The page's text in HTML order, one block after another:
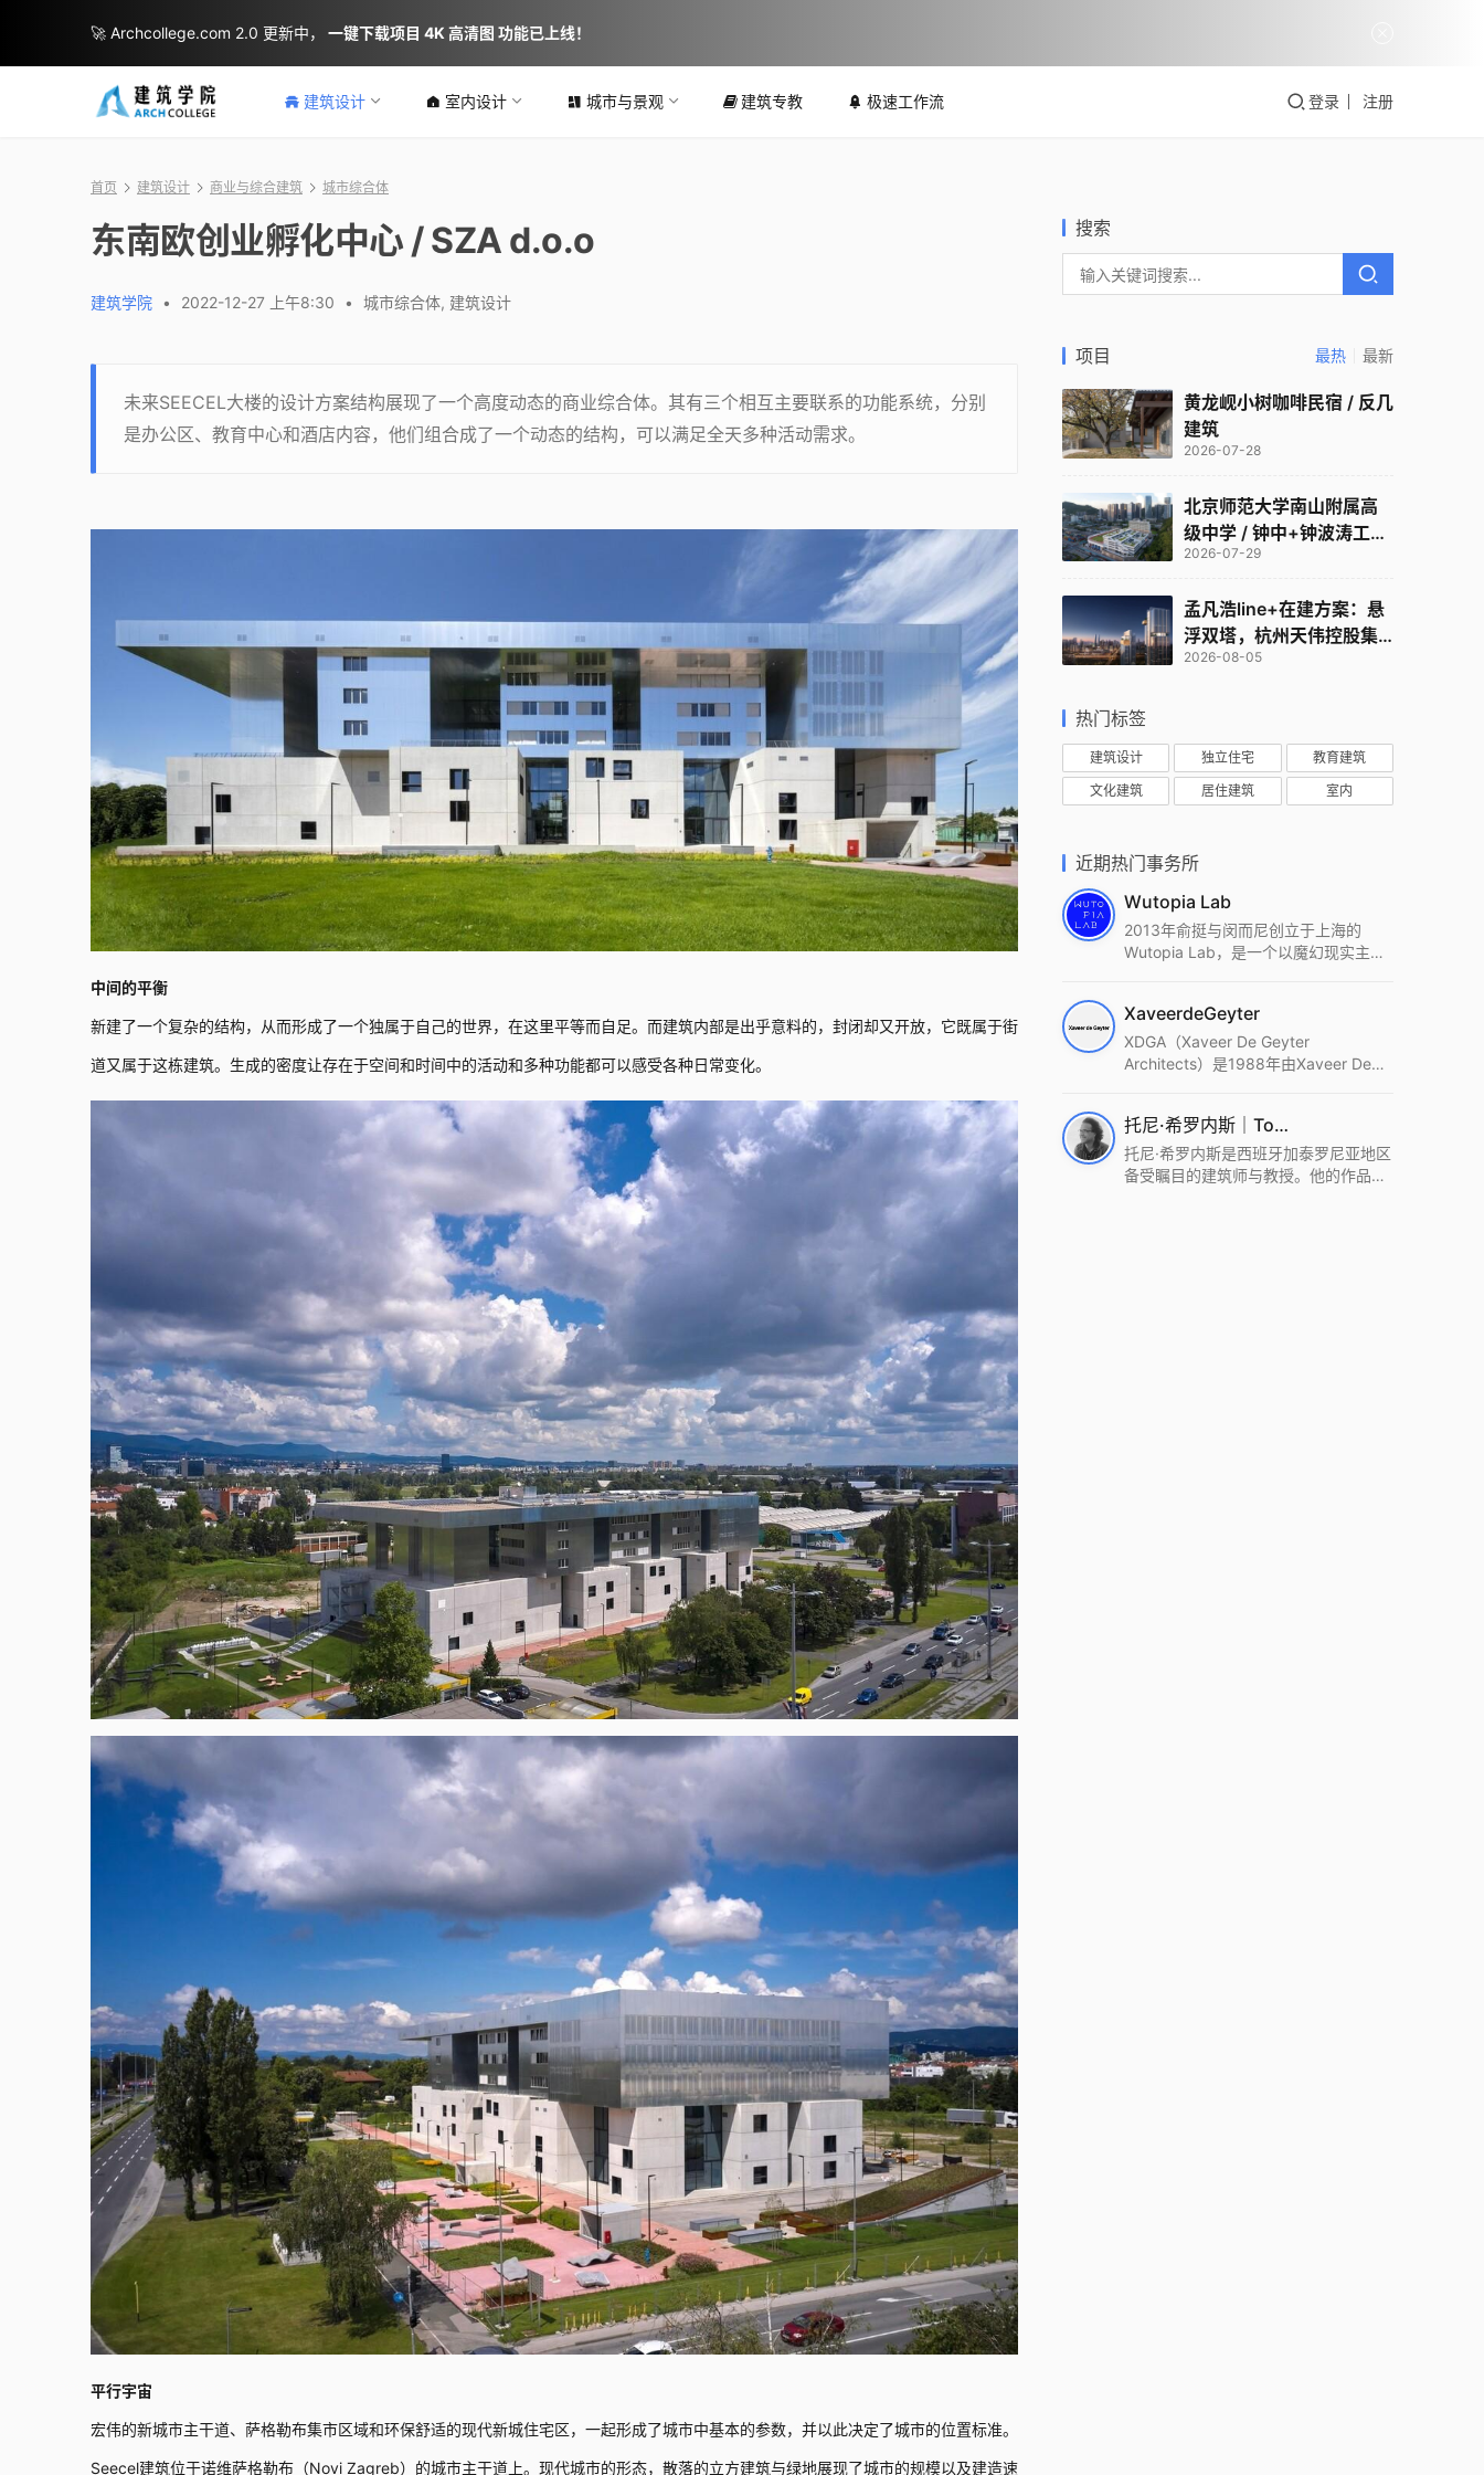
建筑设计 室内设计 城市与景观 建筑专教 极速工作流 登录 注册
首页 建筑设计 商业与综合建筑 城市综合体
东南欧创业孵化中心 / SZA d.o.o
建筑学院 • 2022-12-27 上午8:30 • 城市综合体, 建筑设计
未来SEECEL大楼的设计方案结构展现了一个高度动态的商业综合体。其有三个相互主要联系的功能系统，分别
是办公区、教育中心和酒店内容，他们组合成了一个动态的结构，可以满足全天多种活动需求。
中间的平衡
新建了一个复杂的结构，从而形成了一个独属于自己的世界，在这里平等而自足。而建筑内部是出乎意料的，封闭却又开放，它既属于街
道又属于这栋建筑。生成的密度让存在于空间和时间中的活动和多种功能都可以感受各种日常变化。
平行宇宙
宏伟的新城市主干道、萨格勒布集市区域和环保舒适的现代新城住宅区，一起形成了城市中基本的参数，并以此决定了城市的位置标准。
Seecel建筑位于诺维萨格勒布（Novi Zagreb）的城市主干道上。现代城市的形态，散落的立方建筑与绿地展现了城市的规模以及建造速
搜索
项目 最热 最新
黄龙岘小树咖啡民宿 / 反几
建筑
2026-07-28
北京师范大学南山附属高
级中学 / 钟中+钟波涛工作
室
2026-07-29
孟凡浩line+在建方案：悬
浮双塔，杭州天伟控股集
团总部
2026-08-05
热门标签
建筑设计 独立住宅 教育建筑
文化建筑 居住建筑 室内
近期热门事务所
Wutopia Lab
2013年俞挺与闵而尼创立于上海的
Wutopia Lab，是一个以魔幻现实主
统这种新的思维范式为基础，以上海性
和生活性为介入设计的原点，以建筑为
工具，从而推动建筑学和社会学进步。
2022 DFA中获Merit,2021 Architizer
A+ Firm Awards中获Special
Mention：Best Young Firm，2020 IF
XaveerdeGeyter
XDGA（Xaveer De Geyter
Architects）是1988年由Xaveer De
进的设计方法、多元的专业团队和国际
化的作品著称，曾获密斯·凡·德罗奖、
Bigmat奖等多项重要奖项。XDGA主张
托尼·希罗内斯｜Toni Gironès
托尼·希罗内斯是西班牙加泰罗尼亚地区
备受瞩目的建筑师与教授。他的作品深
🚀 Archcollege.com 2.0 更新中， 一键下载项目 4K 高清图 功能已上线！